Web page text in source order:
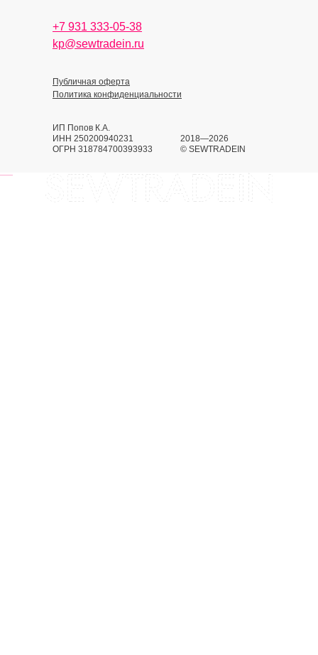
+7 931 333-05-38
kp@sewtradein.ru
ИП Попов К.А.
ИНН 250200940231
ОГРН 318784700393933
Политика конфиденциальности
Публичная оферта
2018—2026
© SEWTRADEIN